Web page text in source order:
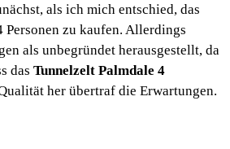
als ich mich entschied, das
Personen zu kaufen. Allerdings
als unbegründet herausgestellt, da
das Tunnelzelt Palmdale 4
her übertraf die Erwartungen.